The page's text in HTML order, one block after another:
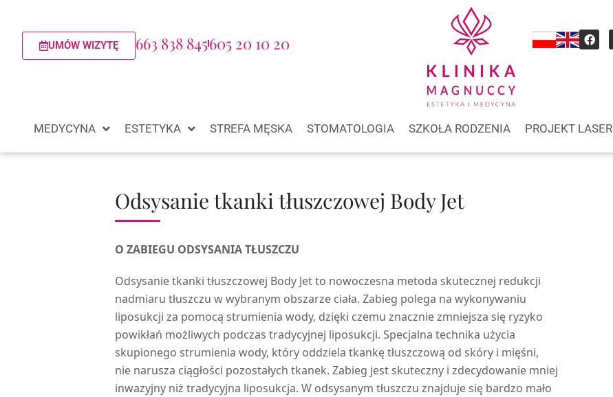
UMÓW WIZYTĘ 663 838 845605 20 10 20
MEDYCYNA ESTETYKA STREFA MĘSKA STOMATOLOGIA SZKOŁA RODZENIA PROJEKT LASER
Odsysanie tkanki tłuszczowej Body Jet
O ZABIEGU ODSYSANIA TŁUSZCZU
Odsysanie tkanki tłuszczowej Body Jet to nowoczesna metoda skutecznej redukcji
nadmiaru tłuszczu w wybranym obszarze ciała. Zabieg polega na wykonywaniu
liposukcji za pomocą strumienia wody, dzięki czemu znacznie zmniejsza się ryzyko
powikłań możliwych podczas tradycyjnej liposukcji. Specjalna technika użycia
skupionego strumienia wody, który oddziela tkankę tłuszczową od skóry i mięśni,
nie narusza ciągłości pozostałych tkanek. Zabieg jest skuteczny i zdecydowanie mniej
inwazyjny niż tradycyjna liposukcja. W odsysanym tłuszczu znajduje się bardzo mało